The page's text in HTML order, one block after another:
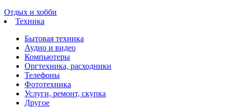
Отдых и хобби
Техника
Бытовая техника
Аудио и видео
Компьютеры
Оргтехника, расходники
Телефоны
Фототехника
Услуги, ремонт, скупка
Другое